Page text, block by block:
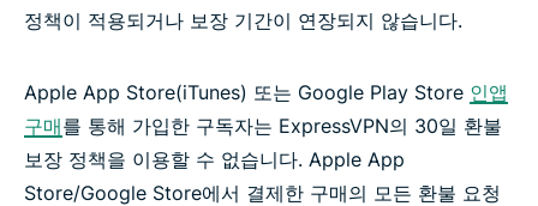
정책이 적용되거나 보장 기간이 연장되지 않습니다.
Apple App Store(iTunes) 또는 Google Play Store 인앱
구매를 통해 가입한 구독자는 ExpressVPN의 30일 환불
보장 정책을 이용할 수 없습니다. Apple App
Store/Google Store에서 결제한 구매의 모든 환불 요청